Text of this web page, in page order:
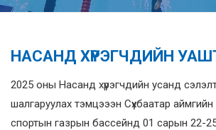
НАСАНД ХҮРЭГЧДИЙН
2025 оны Насанд хүрэгчдийн усанд
шалгаруулах тэмцэээн Сүхбаатар
спортын газрын бассейнд 01 сарын 22-